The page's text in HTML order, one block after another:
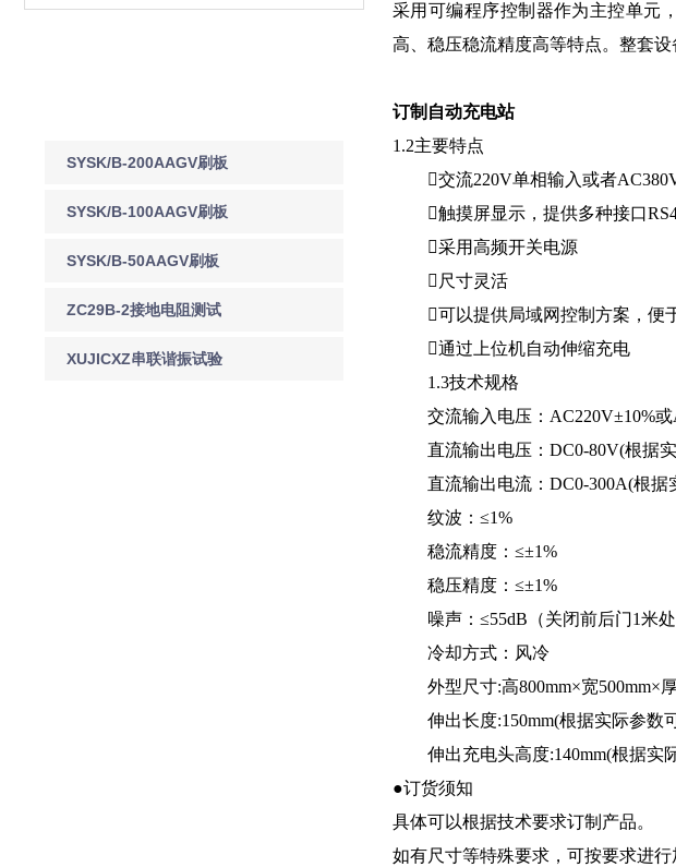
SYSK/B-200AAGV刷板
刷块实物及图纸
SYSK/B-100AAGV刷板
刷块实物及图纸
SYSK/B-50AAGV刷板
刷块实物及图纸
ZC29B-2接地电阻测试
仪
XUJICXZ串联谐振试验
采用可编程序控制器作为主控单元
高、稳压稳流精度高等特点。整套
订制自动充电站
1.2主要特点
交流220V单相输入或者
触摸屏显示，提供多种接口
采用高频开关电源
尺寸灵活
可以提供局域网控制方案，便
通过上位机自动伸缩充电
1.3技术规格
交流输入电压：AC220V±10%或
直流输出电压：DC0-80V(根据实
直流输出电流：DC0-300A(根据
纹波：≤1%
稳流精度：≤±1%
稳压精度：≤±1%
噪声：≤55dB（关闭前后门1米处
冷却方式：风冷
外型尺寸:高800mm×宽500mm×
伸出长度:150mm(根据实际参数
伸出充电头高度:140mm(根据实
●订货须知
具体可以根据技术要求订制产品。
如有尺寸等特殊要求，可按要求进行